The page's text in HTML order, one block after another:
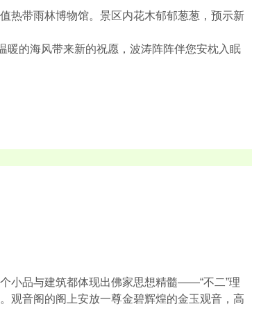
热带雨林博物馆。景区内花木郁郁葱葱，预示新
暖的海风带来新的祝愿，波涛阵阵伴您安枕入眠
小品与建筑都体现出佛家思想精髓——“不二”理
观音阁的阁上安放一尊金碧辉煌的金玉观音，高